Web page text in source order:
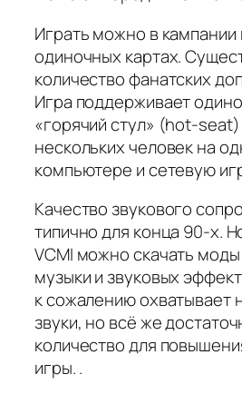
Играть можно в кампании
одиночных картах.
количество фанатских
Игра поддерживает
«горячий стул» (hot-seat)
нескольких человек на
компьютере и сетевую
Качество звукового
типично для конца 90-х.
VCMI можно скачать
музыки и звуковых
к сожалению охватывает
звуки, но всё же
количество для
игры. .